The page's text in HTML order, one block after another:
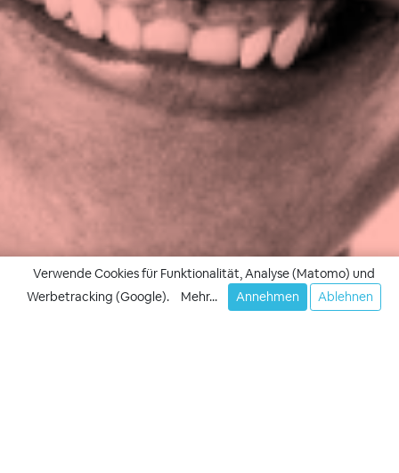
Verwende Cookies für Funktionalität, Analyse (Matomo) und
Werbetracking (Google).
Mehr... Annehmen Ablehnen